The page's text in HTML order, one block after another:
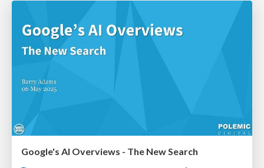
Google's AI Overviews - The New Search